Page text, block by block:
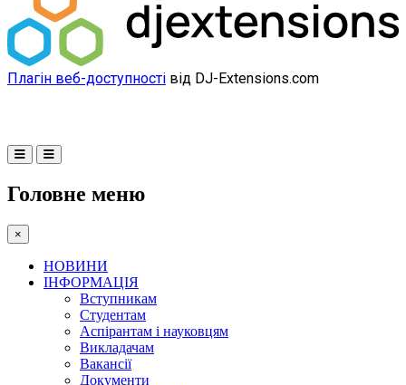
Плагін веб-доступності від DJ-Extensions.com
Головне меню
×
НОВИНИ
ІНФОРМАЦІЯ
Вступникам
Студентам
Аспірантам і науковцям
Викладачам
Вакансії
Документи